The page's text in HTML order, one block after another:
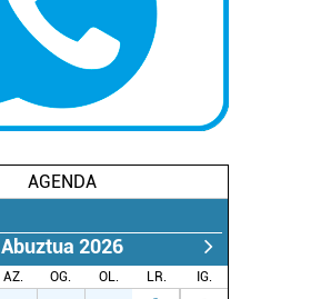
AGENDA
Abuztua 2026
AZ. OG. OL. LR.
IG.